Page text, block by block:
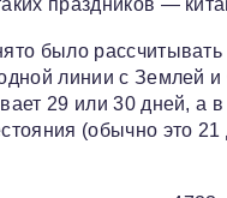
праздников —
было
линии с Землей
29 или 30 дней, а
(обычно это